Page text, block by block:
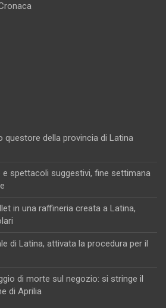
questore della provincia di Latina
spettacoli suggestivi, fine settimana
in una raffineria creata a Latina,
di Latina, attivata la procedura per il
di morte sul negozio: si stringe il
di Aprilia